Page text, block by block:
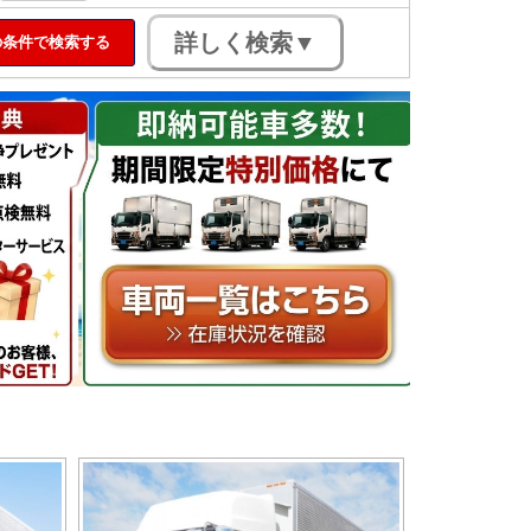
件で検索する